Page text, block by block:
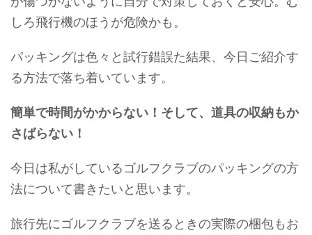
しろ飛行機のほうが危険かも。
パッキングは色々と試行錯誤た結果、今日ご紹介す
る方法で落ち着いています。
簡単で時間がかからない！そして、道具の収納もか
さばらない！
今日は私がしているゴルフクラブのパッキングの方
法について書きたいと思います。
旅行先にゴルフクラブを送るときの実際の梱包もお